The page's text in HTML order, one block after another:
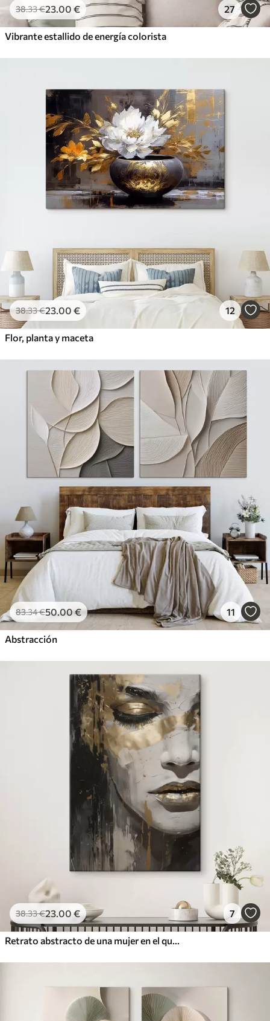
38.33€23.00 € 27
Vibrante estallido de energía colorista
38.33€23.00 € 12
Flor, planta y maceta
83.34€50.00€ 11
Abstracción
38.33€23.00 € 7
Retrato abstracto de una mujer en el que destacan los ojos y los labios cerrados, realizado en tonos blanco y negro con dinámicas pinceladas de colores cálidos